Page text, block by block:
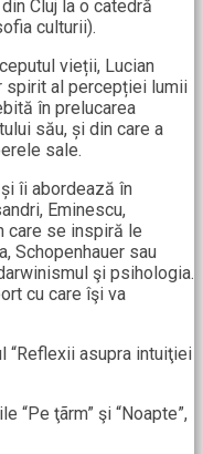
Cluj la o catedră
culturii).
vieții, Lucian
spirit al percepției lumii
în prelucarea
său, și din care a
sale.
îi abordează în
Eminescu,
care se inspiră le
Schopenhauer sau
şi psihologia.
cu care îşi va
“Reflexii asupra intuiţiei
“Pe ţãrm” şi “Noapte”,